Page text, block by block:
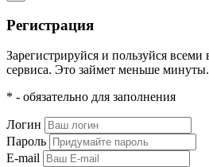
Регистрация
Зарегистрируйся и пользуйся
сервиса. Это займет меньше минуты.
* - обязательно для заполнения
Логин
Пароль
E-mail